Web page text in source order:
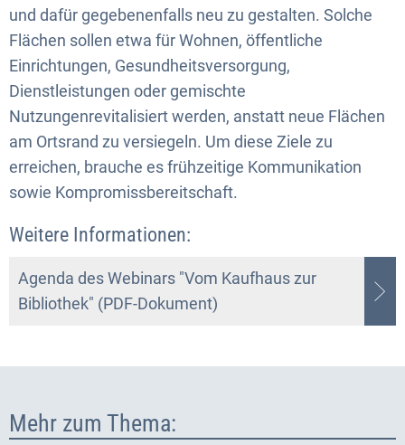
und dafür gegebenenfalls neu zu gestalten. Solche
Flächen sollen etwa für Wohnen, öffentliche
Einrichtungen, Gesundheitsversorgung,
Dienstleistungen oder gemischte
Nutzungenrevitalisiert werden, anstatt neue Flächen
am Ortsrand zu versiegeln. Um diese Ziele zu
erreichen, brauche es frühzeitige Kommunikation
sowie Kompromissbereitschaft.
Weitere Informationen:
Agenda des Webinars "Vom Kaufhaus zur
Bibliothek" (PDF-Dokument)
Mehr zum Thema: